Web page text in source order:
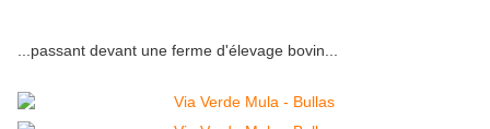
...passant devant une ferme d'élevage bovin...